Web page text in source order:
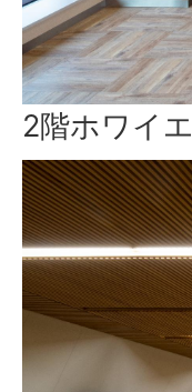
2階ホワイエ